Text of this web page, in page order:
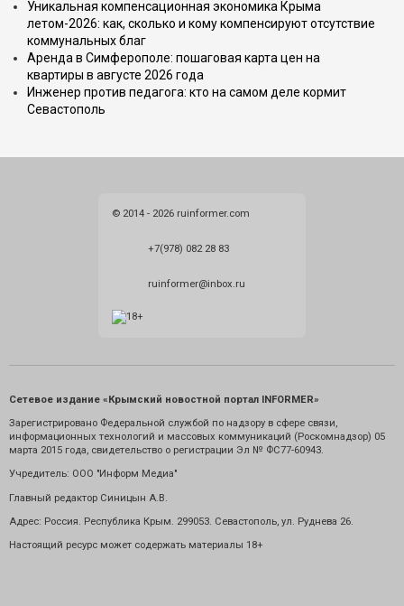
Уникальная компенсационная экономика Крыма
летом-2026: как, сколько и кому компенсируют отсутствие
коммунальных благ
Аренда в Симферополе: пошаговая карта цен на
квартиры в августе 2026 года
Инженер против педагога: кто на самом деле кормит
Севастополь
© 2014 - 2026 ruinformer.com
+7(978) 082 28 83
ruinformer@inbox.ru
Сетевое издание «Крымский новостной портал INFORMER»
Зарегистрировано Федеральной службой по надзору в сфере связи,
информационных технологий и массовых коммуникаций (Роскомнадзор) 05
марта 2015 года, свидетельство о регистрации Эл № ФС77-60943.
Учредитель: ООО "Информ Медиа"
Главный редактор Синицын А.В.
Адрес: Россия. Республика Крым. 299053. Севастополь, ул. Руднева 26.
Настоящий ресурс может содержать материалы 18+